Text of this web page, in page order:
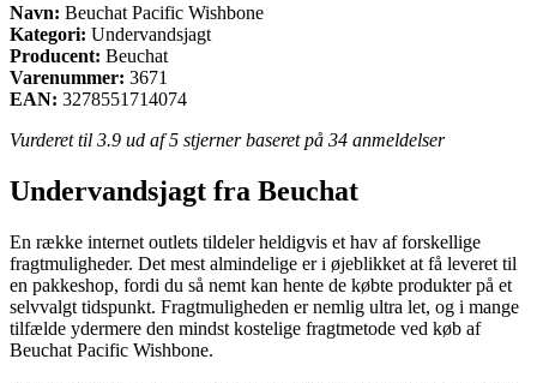
Navn: Beuchat Pacific Wishbone
Kategori: Undervandsjagt
Producent: Beuchat
Varenummer: 3671
EAN: 3278551714074
Vurderet til 3.9 ud af 5 stjerner baseret på 34 anmeldelser
Undervandsjagt fra Beuchat
En række internet outlets tildeler heldigvis et hav af forskellige
fragtmuligheder. Det mest almindelige er i øjeblikket at få leveret til
en pakkeshop, fordi du så nemt kan hente de købte produkter på et
selvvalgt tidspunkt. Fragtmuligheden er nemlig ultra let, og i mange
tilfælde ydermere den mindst kostelige fragtmetode ved køb af
Beuchat Pacific Wishbone.